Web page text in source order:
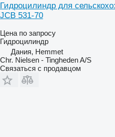
Гидроцилиндр для
JCB 531-70
Цена по запросу
Гидроцилиндр
Дания, Hemmet
Chr. Nielsen - Tingheden A/S
Связаться с продавцом